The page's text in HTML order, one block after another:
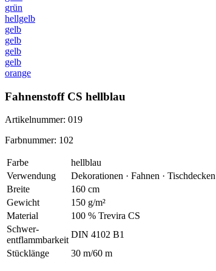
grün
hellgelb
gelb
gelb
gelb
gelb
orange
Fahnenstoff CS hellblau
Artikelnummer: 019
Farbnummer: 102
Farbe
hellblau
Verwendung
Dekorationen · Fahnen · Tischdecken
Breite
160 cm
Gewicht
150 g/m²
Material
100 % Trevira CS
Schwer-
entflammbarkeit
DIN 4102 B1
Stücklänge
30 m/60 m